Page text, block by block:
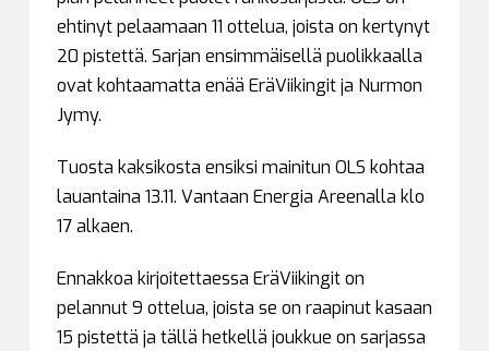
ehtinyt pelaamaan 11 ottelua, joista on kertynyt
20 pistettä. Sarjan ensimmäisellä puolikkaalla
ovat kohtaamatta enää EräViikingit ja Nurmon
Jymy.
Tuosta kaksikosta ensiksi mainitun OLS kohtaa
lauantaina 13.11. Vantaan Energia Areenalla klo
17 alkaen.
Ennakkoa kirjoitettaessa EräViikingit on
pelannut 9 ottelua, joista se on raapinut kasaan
15 pistettä ja tällä hetkellä joukkue on sarjassa